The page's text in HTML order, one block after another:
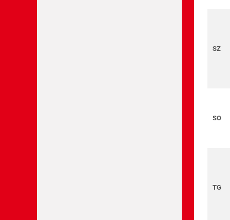
SZ
SO
TG